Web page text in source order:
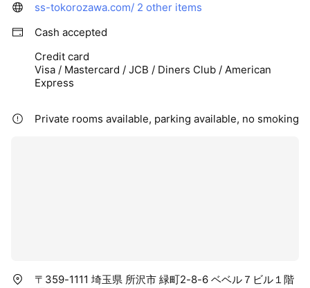
ss-tokorozawa.com/ 2 other items
Cash accepted
Credit card
Visa / Mastercard / JCB / Diners Club / American
Express
Private rooms available, parking available, no smoking
〒359-1111 埼玉県 所沢市 緑町2-8-6 ベベル７ビル１階